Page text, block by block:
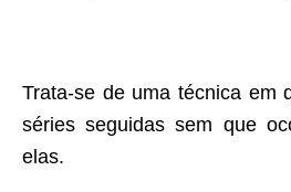
Trata-se de uma técnica em
séries seguidas sem que
elas.